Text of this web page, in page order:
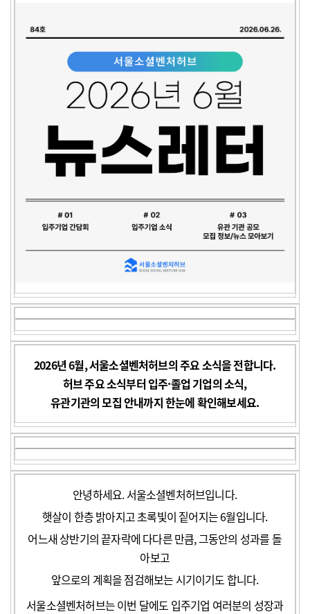
2026년 6월, 서울소셜벤처허브의 주요 소식을 전합니다.
허브 주요 소식부터 입주·졸업 기업의 소식,
유관기관의 모집 안내까지 한눈에 확인해보세요.
안녕하세요. 서울소셜벤처허브입니다.
햇살이 한층 밝아지고 초록빛이 짙어지는 6월입니다.
어느새 상반기의 끝자락에 다다른 만큼, 그동안의 성과를 돌
아보고
앞으로의 계획을 점검해보는 시기이기도 합니다.
서울소셜벤처허브는 이번 달에도 입주기업 여러분의 성장과